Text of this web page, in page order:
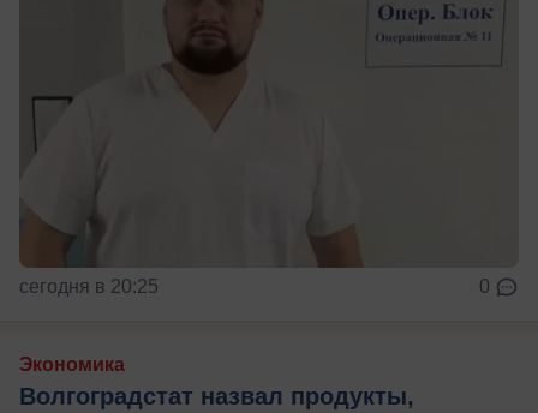
сегодня в 20:25 0
Экономика
Волгоградстат назвал продукты,